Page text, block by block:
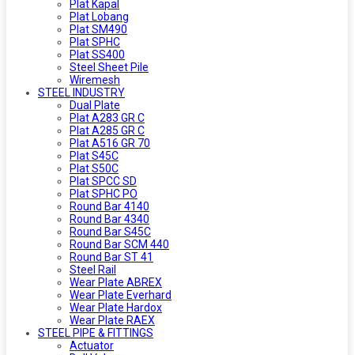
Plat Kapal
Plat Lobang
Plat SM490
Plat SPHC
Plat SS400
Steel Sheet Pile
Wiremesh
STEEL INDUSTRY
Dual Plate
Plat A283 GR C
Plat A285 GR C
Plat A516 GR 70
Plat S45C
Plat S50C
Plat SPCC SD
Plat SPHC PO
Round Bar 4140
Round Bar 4340
Round Bar S45C
Round Bar SCM 440
Round Bar ST 41
Steel Rail
Wear Plate ABREX
Wear Plate Everhard
Wear Plate Hardox
Wear Plate RAEX
STEEL PIPE & FITTINGS
Actuator